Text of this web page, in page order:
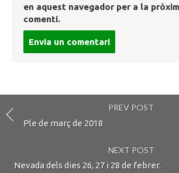
en aquest navegador per a la
comenti.
PREV POST
Ple de març de 2018
NEXT POST
Nevada dels dies 26, 27 i 28 de febrer.